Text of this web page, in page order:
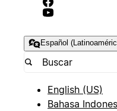
Español
English (US)
Bahasa